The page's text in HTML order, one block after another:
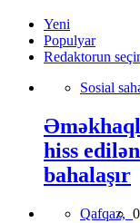
Yeni
Populyar
Redaktorun
Sosial
hiss
bahalaşır
Qafqaz,